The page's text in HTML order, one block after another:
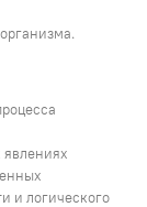
явлениях
и логического